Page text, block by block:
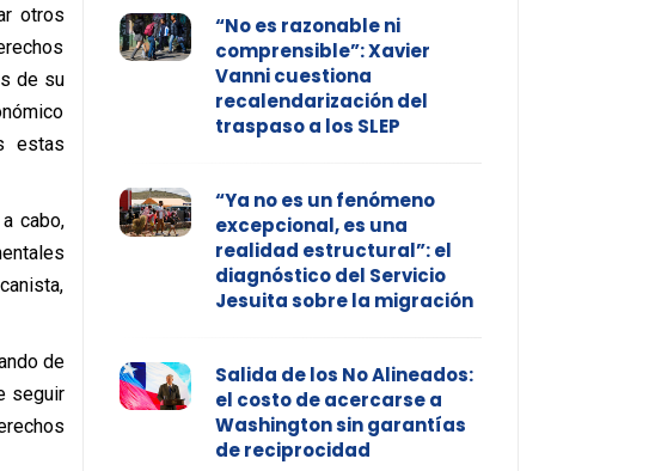
otros
de su
estas
cabo,
de
seguir
“No es razonable ni
comprensible”: Xavier
Vanni cuestiona
recalendarización del
traspaso a los SLEP
“Ya no es un fenómeno
excepcional, es una
realidad estructural”: el
diagnóstico del Servicio
Jesuita sobre la migración
Salida de los No Alineados:
el costo de acercarse a
Washington sin garantías
de reciprocidad